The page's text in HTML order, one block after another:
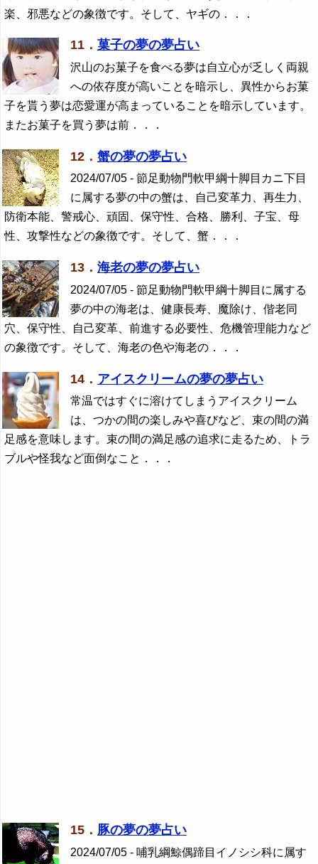
楽、邪悪などの象徴です。そして、ヤギの．．．
11． 菓子の夢の夢占い
沢山のお菓子を食べる夢は自立心が乏しく両親
への依存度が高いことを暗示し、異性からお菓
子を貰う夢は恋愛運が高まっていることを暗示しています。
またお菓子を買う夢は前．．．
12． 蟹の夢の夢占い
2024/07/05 - 節足動物門軟甲綱十脚目カニ下目
に属する夢の中の蟹は、自己変革力、再生力、
防衛本能、警戒心、頑固、保守性、合格、勝利、子宝、母
性、攻撃性などの象徴です。そして、蟹．．．
13． 海老の夢の夢占い
2024/07/05 - 節足動物門軟甲綱十脚目に属する
夢の中の海老は、健康長寿、魔除け、偕老同
穴、保守性、自己変革、前進する必要性、危機管理能力など
の象徴です。そして、海老の色や海老の．．．
14． アイスクリームの夢の夢占い
常温ではすぐに溶けてしまうアイスクリーム
は、つかの間の楽しみや喜びなど、束の間の満
足感を意味します。束の間の満足感の追求に走るため、トラ
ブルや怪我など面倒なこと．．．
15． 豚の夢の夢占い
2024/07/05 - 哺乳綱鯨偶蹄目イノシシ科に属す